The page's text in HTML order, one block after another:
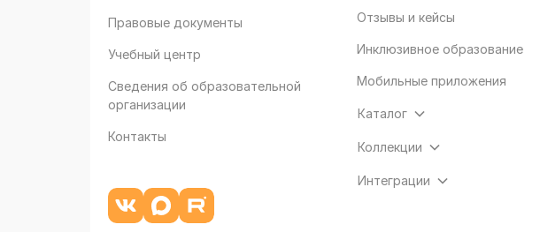
Правовые документы
Учебный центр
Сведения об образовательной
организации
Контакты
Отзывы и кейсы
Инклюзивное образование
Мобильные приложения
Каталог
Коллекции
Интеграции